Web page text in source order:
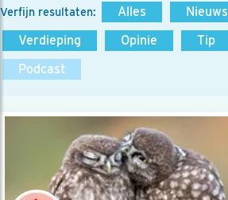
Verfijn resultaten: Alles Nieuws
Verdieping
Opinie Tip
Podcast